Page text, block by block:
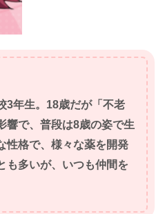
3年生。18歳だが「不老
響で、普段は8歳の姿で生
性格で、様々な薬を開発
も多いが、いつも仲間を